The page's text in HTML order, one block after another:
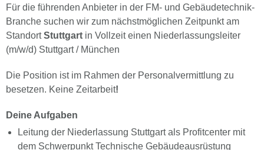
Für die führenden Anbieter in der FM- und Gebäudetechnik-
Branche suchen wir zum nächstmöglichen Zeitpunkt am
StandortStuttgart in Vollzeit einen Niederlassungsleiter
(m/w/d) Stuttgart / München
Die Position ist im Rahmen der Personalvermittlung zu
besetzen. Keine Zeitarbeit!
Deine Aufgaben
Leitung der Niederlassung Stuttgart als Profitcenter mit
dem Schwerpunkt Technische Gebäudeausrüstung